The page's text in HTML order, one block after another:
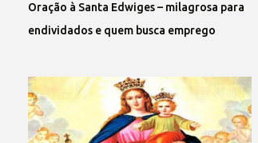
Oração à Santa Edwiges – milagrosa para
endividados e quem busca emprego